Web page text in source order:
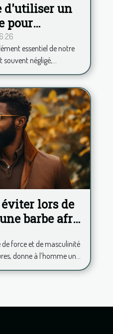
d'utiliser un
pour
haleine
essentiel de notre
négligé,...
lors de
barbe afro
chic
force et de masculinité
donne à l’homme un...